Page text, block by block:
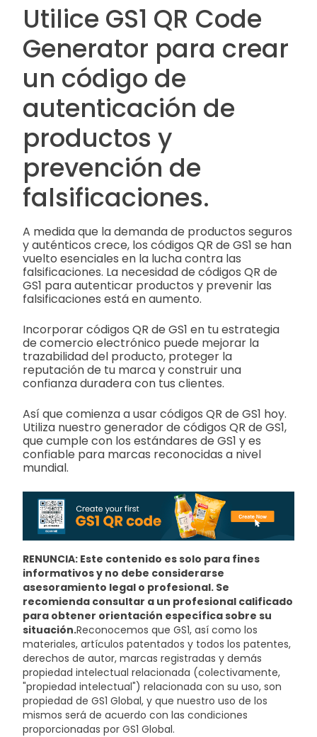
Utilice GS1 QR Code
Generator para crear
un código de
autenticación de
productos y
prevención de
falsificaciones.
A medida que la demanda de productos seguros
y auténticos crece, los códigos QR de GS1 se han
vuelto esenciales en la lucha contra las
falsificaciones. La necesidad de códigos QR de
GS1 para autenticar productos y prevenir las
falsificaciones está en aumento.
Incorporar códigos QR de GS1 en tu estrategia
de comercio electrónico puede mejorar la
trazabilidad del producto, proteger la
reputación de tu marca y construir una
confianza duradera con tus clientes.
Así que comienza a usar códigos QR de GS1 hoy.
Utiliza nuestro generador de códigos QR de GS1,
que cumple con los estándares de GS1 y es
confiable para marcas reconocidas a nivel
mundial.
RENUNCIA: Este contenido es solo para fines
informativos y no debe considerarse
asesoramiento legal o profesional. Se
recomienda consultar a un profesional calificado
para obtener orientación específica sobre su
situación.Reconocemos que GS1, así como los
materiales, artículos patentados y todos los patentes,
derechos de autor, marcas registradas y demás
propiedad intelectual relacionada (colectivamente,
"propiedad intelectual") relacionada con su uso, son
propiedad de GS1 Global, y que nuestro uso de los
mismos será de acuerdo con las condiciones
proporcionadas por GS1 Global.